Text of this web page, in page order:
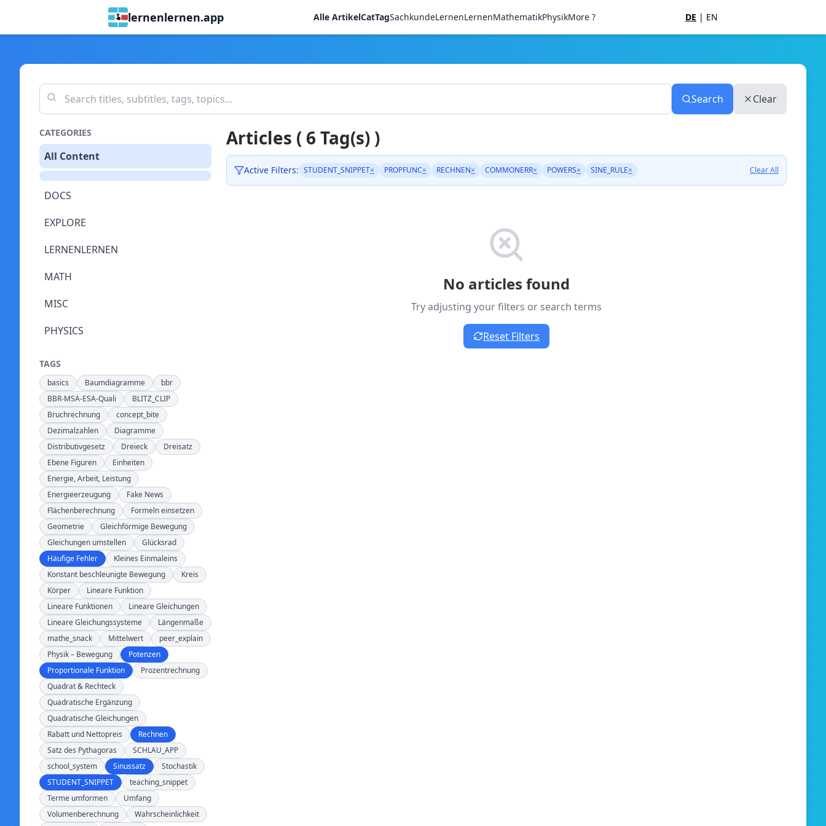
lernenlernen.app Alle ArtikelCatTagSachkundeLernenLernenMathematikPhysikMore ? DE | EN
Search Clear
CATEGORIES
All Content
DOCS
EXPLORE
LERNENLERNEN
MATH
MISC
PHYSICS
TAGS
basics Baumdiagramme
bbr
BBR-MSA-ESA-Quali
BLITZ_CLIP
Bruchrechnung
concept_bite
Dezimalzahlen
Diagramme
Distributivgesetz
Dreieck
Dreisatz
Ebene Figuren
Einheiten
Energie, Arbeit, Leistung
Energieerzeugung
Fake News
Flächenberechnung
Formeln einsetzen
Geometrie
Gleichförmige Bewegung
Gleichungen umstellen
Glücksrad
Häufige Fehler
Kleines Einmaleins
Konstant beschleunigte Bewegung
Kreis
Körper
Lineare Funktion
Lineare Funktionen
Lineare Gleichungen
Lineare Gleichungssysteme
Längenmaße
mathe_snack
Mittelwert
peer_explain
Physik – Bewegung
Potenzen
Proportionale Funktion
Prozentrechnung
Quadrat & Rechteck
Quadratische Ergänzung
Quadratische Gleichungen
Rabatt und Nettopreis
Rechnen
Satz des Pythagoras
SCHLAU_APP
school_system
Sinussatz
Stochastik
STUDENT_SNIPPET
teaching_snippet
Terme umformen
Umfang
Volumenberechnung
Wahrscheinlichkeit
Articles ( 6 Tag(s) )
Active Filters: STUDENT_SNIPPET× PROPFUNC× RECHNEN× COMMONERR× POWERS× SINE_RULE× Clear All
No articles found
Try adjusting your filters or search terms
Reset Filters